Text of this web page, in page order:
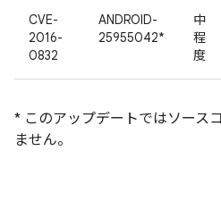
CVE-
2016-
0832
ANDROID-
25955042*
中
程
度
* このアップデートではソース
ません。